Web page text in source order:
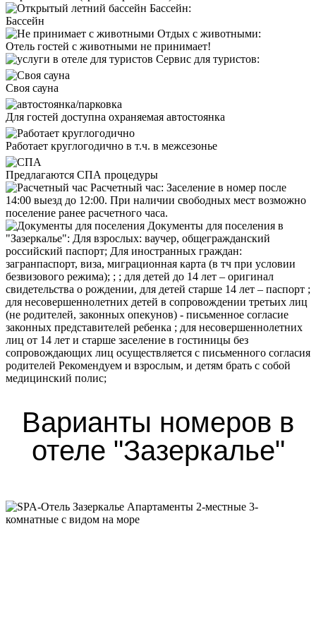
Бассейн:
Бассейн
Отдых с животными:
Отель гостей с животными не принимает!
Сервис для туристов:
Cвоя сауна
Для гостей доступна охраняемая автостоянка
Работает круглогодично в т.ч. в межсезонье
Предлагаются СПА процедуры
Расчетный час: Заселение в номер после
14:00 выезд до 12:00. При наличии свободных мест возможно
поселение ранее расчетного часа.
Документы для поселения в
"Зазеркалье": Для взрослых: ваучер, общегражданский
российский паспорт; Для иностранных граждан:
загранпаспорт, виза, миграционная карта (в тч при условии
безвизового режима); ; ; для детей до 14 лет – оригинал
свидетельства о рождении, для детей старше 14 лет – паспорт ;
для несовершеннолетних детей в сопровождении третьих лиц
(не родителей, законных опекунов) - письменное согласие
законных представителей ребенка ; для несовершеннолетних
лиц от 14 лет и старше заселение в гостиницы без
сопровождающих лиц осуществляется с письменного согласия
родителей Рекомендуем и взрослым, и детям брать с собой
медицинский полис;
Варианты номеров в
отеле "Зазеркалье"